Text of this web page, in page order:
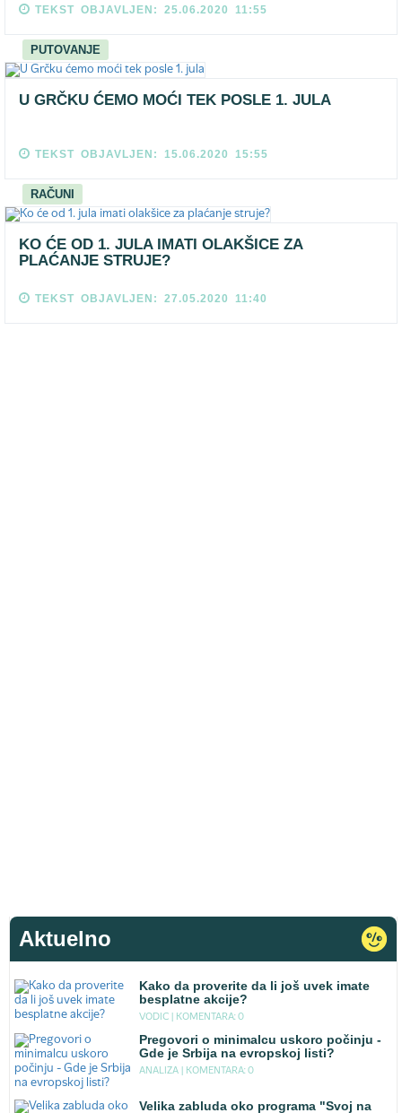
TEKST OBJAVLJEN: 25.06.2020 11:55
PUTOVANJE
U GRČKU ĆEMO MOĆI TEK POSLE 1. JULA
TEKST OBJAVLJEN: 15.06.2020 15:55
RAČUNI
KO ĆE OD 1. JULA IMATI OLAKŠICE ZA
PLAĆANJE STRUJE?
TEKST OBJAVLJEN: 27.05.2020 11:40
Aktuelno
Kako da proverite da li još uvek imate
besplatne akcije?
VODIC | KOMENTARA: 0
Pregovori o minimalcu uskoro počinju -
Gde je Srbija na evropskoj listi?
ANALIZA | KOMENTARA: 0
Velika zabluda oko programa "Svoj na